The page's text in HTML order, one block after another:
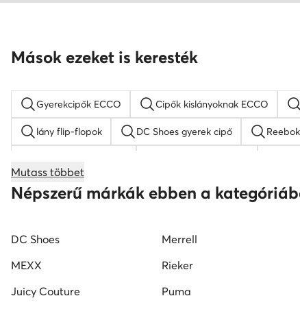
Mások ezeket is keresték
Gyerekcipők ECCO Cipők kislányoknak ECCO
lány flip-flopok DC Shoes gyerek cipő
lány magasszárú tornacipők SHAQ fiú cipő
Mutass többet
Népszerű márkák ebben a
DC Shoes Merrell
MEXX
Rieker
Juicy Couture
Puma